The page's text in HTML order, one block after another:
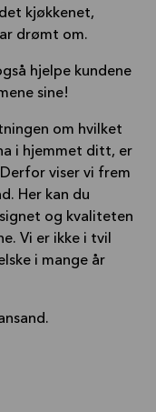
kjøkkenet,
drømt om.
hjelpe kundene
sine!
om hvilket
i hjemmet ditt, er
viser vi frem
Her kan du
og kvaliteten
Vi er ikke i tvil
i mange år